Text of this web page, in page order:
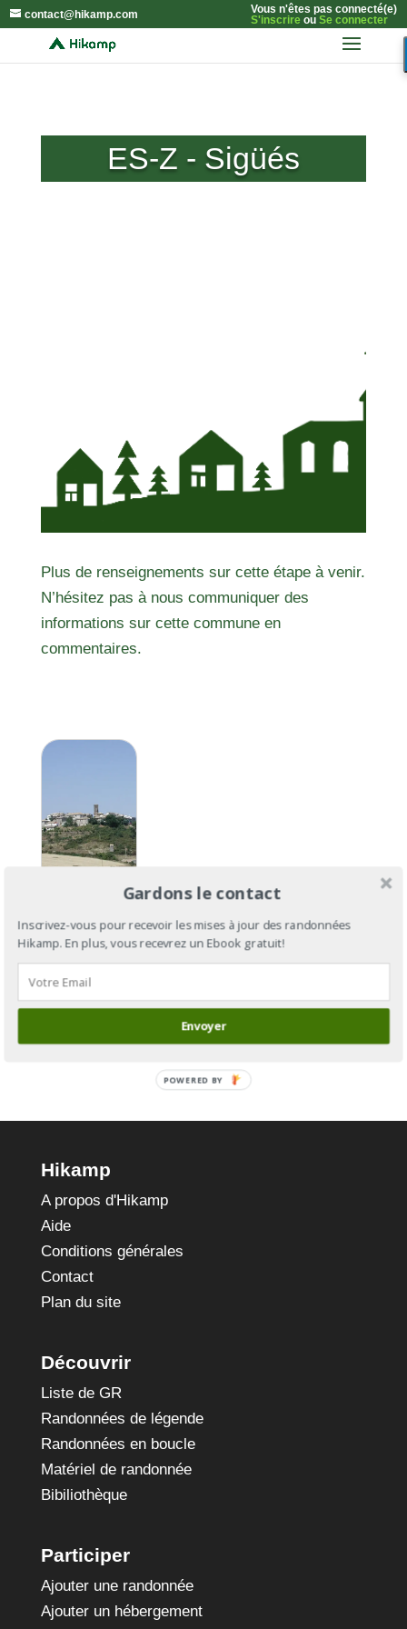
contact@hikamp.com
Vous n'êtes pas connecté(e)
S'inscrireou Se connecter
ES-Z - Sigüés
Plus de renseignements sur cette étape à venir.
N’hésitez pas à nous communiquer des
informations sur cette commune en
commentaires.
Aragonés
: du Col
du
Puente-la-
Reina
Hikamp
A propos d'Hikamp
Aide
Conditions générales
Contact
Plan du site
Découvrir
Liste de GR
Randonnées de légende
Randonnées en boucle
Matériel de randonnée
Bibiliothèque
Participer
Ajouter une randonnée
Ajouter un hébergement
Gardons le contact
Inscrivez-vous pour recevoir les mises à jour des randonnées
Hikamp. En plus, vous recevrez un Ebook gratuit!
Envoyer
POWERED BY